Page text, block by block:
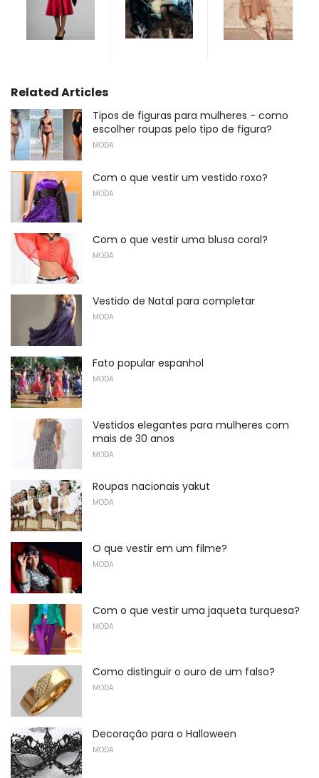
Related Articles
Tipos de figuras para mulheres - como
escolher roupas pelo tipo de figura?
MODA
Com o que vestir um vestido roxo?
MODA
Com o que vestir uma blusa coral?
MODA
Vestido de Natal para completar
MODA
Fato popular espanhol
MODA
Vestidos elegantes para mulheres com
mais de 30 anos
MODA
Roupas nacionais yakut
MODA
O que vestir em um filme?
MODA
Com o que vestir uma jaqueta turquesa?
MODA
Como distinguir o ouro de um falso?
MODA
Decoração para o Halloween
MODA